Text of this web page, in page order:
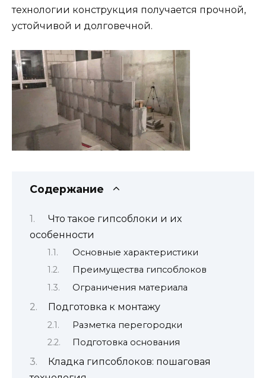
технологии конструкция получается прочной,
устойчивой и долговечной.
Содержание
Что такое гипсоблоки и их
особенности
Основные характеристики
Преимущества гипсоблоков
Ограничения материала
Подготовка к монтажу
Разметка перегородки
Подготовка основания
Кладка гипсоблоков: пошаговая